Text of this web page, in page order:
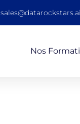
sales@datarockstars.ai
Nos